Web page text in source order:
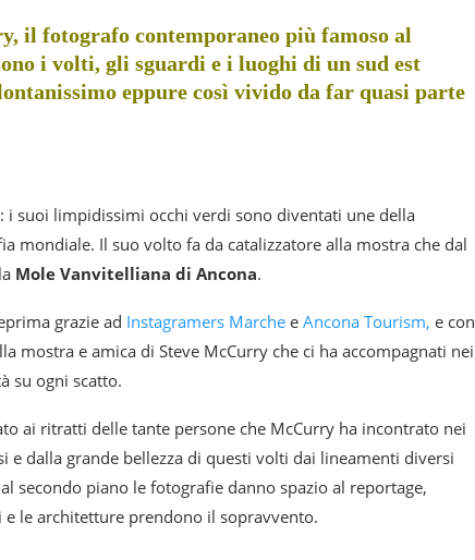
il fotografo contemporaneo più famoso al
i volti, gli sguardi e i luoghi di un sud est
eppure così vivido da far quasi parte
i suoi limpidissimi occhi verdi sono diventati une della
mondiale. Il suo volto fa da catalizzatore alla mostra che dal
Mole Vanvitelliana di Ancona.
grazie ad Instagramers Marche e Ancona Tourism, e con
mostra e amica di Steve McCurry che ci ha accompagnati nei
su ogni scatto.
ai ritratti delle tante persone che McCurry ha incontrato nei
e dalla grande bellezza di questi volti dai lineamenti diversi
secondo piano le fotografie danno spazio al reportage,
e le architetture prendono il sopravvento.